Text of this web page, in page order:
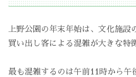
上野公園の年末年始は、文化施設
買い出し客による混雑が大きな特
最も混雑するのは午前11時から午